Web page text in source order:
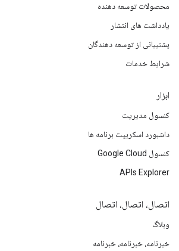
محصولات توسعه دهنده
یادداشت های انتشار
پشتیبانی از توسعه دهندگان
شرایط خدمات
ابزار
کنسول مدیریت
داشبورد اسکریپت برنامه ها
کنسول Google Cloud
APIs Explorer
اتصال، اتصال، اتصال
وبلاگ
خبرنامه، خبرنامه، خبرنامه